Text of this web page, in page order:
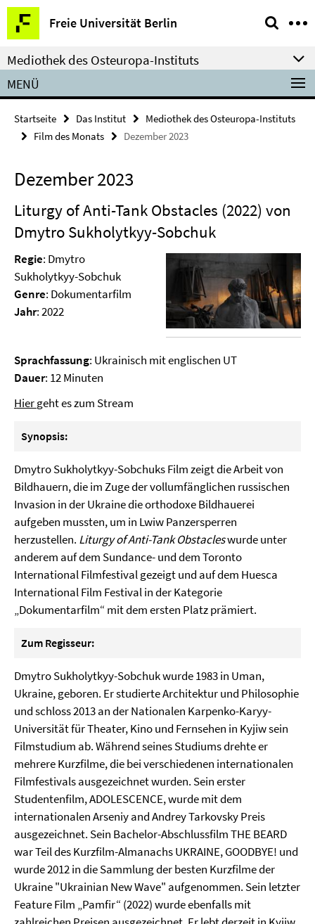
Springe
direkt
zu
Inhalt
Freie Universität Berlin
Service-
Navigation
Mediothek des Osteuropa-Instituts
MENÜ
Startseite Das Institut
Mediothek des Osteuropa-Instituts
Film des Monats
Dezember 2023
Dezember 2023
Liturgy of Anti-Tank Obstacles (2022) von
Dmytro Sukholytkyy-Sobchuk
Regie: Dmytro
Sukholytkyy-Sobchuk
Genre: Dokumentarfilm
Jahr: 2022
Sprachfassung: Ukrainisch mit englischen UT
Dauer: 12 Minuten
Hiergeht es zum Stream
Synopsis:
Dmytro Sukholytkyy-Sobchuks Film zeigt die Arbeit von
Bildhauern, die im Zuge der vollumfänglichen russischen
Invasion in der Ukraine die orthodoxe Bildhauerei
aufgeben mussten, um in Lwiw Panzersperren
herzustellen. Liturgy of Anti-Tank Obstacleswurde unter
anderem auf dem Sundance- und dem Toronto
International Filmfestival gezeigt und auf dem Huesca
International Film Festival in der Kategorie
„Dokumentarfilm“ mit dem ersten Platz prämiert.
Zum Regisseur:
Dmytro Sukholytkyy-Sobchuk wurde 1983 in Uman,
Ukraine, geboren. Er studierte Architektur und Philosophie
und schloss 2013 an der Nationalen Karpenko-Karyy-
Universität für Theater, Kino und Fernsehen in Kyjiw sein
Filmstudium ab. Während seines Studiums drehte er
mehrere Kurzfilme, die bei verschiedenen internationalen
Filmfestivals ausgezeichnet wurden. Sein erster
Studentenfilm, ADOLESCENCE, wurde mit dem
internationalen Arseniy and Andrey Tarkovsky Preis
ausgezeichnet. Sein Bachelor-Abschlussfilm THE BEARD
war Teil des Kurzfilm-Almanachs UKRAINE, GOODBYE! und
wurde 2012 in die Sammlung der besten Kurzfilme der
Ukraine "Ukrainian New Wave" aufgenommen. Sein letzter
Feature Film „Pamfir“ (2022) wurde ebenfalls mit